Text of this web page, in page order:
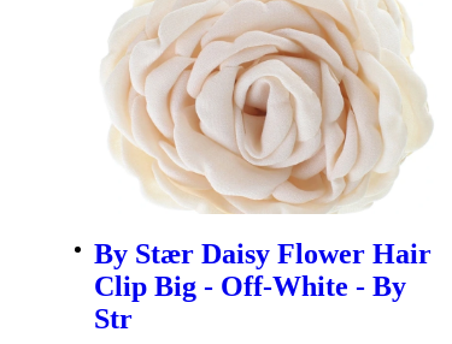
By Stær Daisy Flower Hair
Clip Big - Off-White - By
Str